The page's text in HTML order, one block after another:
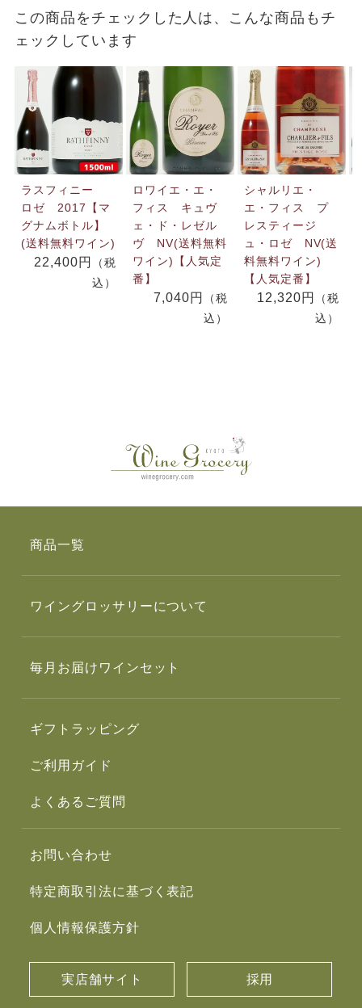
この商品をチェックした人は、こんな商品もチ
ェックしています
ラスフィニー
ロゼ 2017【マ
グナムボトル】
(送料無料ワイン)
22,400円
（税
込）
ロワイエ・エ・
フィス キュヴ
ェ・ド・レゼル
ヴ NV(送料無料
ワイン)【人気定
番】
7,040円
（税
込）
シャルリエ・
エ・フィス プ
レスティージ
ュ・ロゼ NV(送
料無料ワイン)
【人気定番】
12,320円
（税
込）
商品一覧
ワイングロッサリーについて
毎月お届けワインセット
ギフトラッピング
ご利用ガイド
よくあるご質問
お問い合わせ
特定商取引法に基づく表記
個人情報保護方針
実店舗サイト 採用